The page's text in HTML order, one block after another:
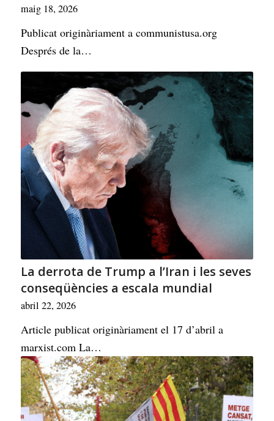
maig 18, 2026
Publicat originàriament a communistusa.org
Després de la…
La derrota de Trump a l’Iran i les seves
conseqüències a escala mundial
abril 22, 2026
Article publicat originàriament el 17 d’abril a
marxist.com La…